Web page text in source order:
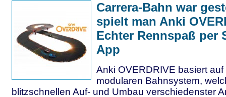
Carrera-Bahn war
spielt man Anki
Echter Rennspaß per
App
Anki OVERDRIVE basiert auf
modularen Bahnsystem,
blitzschnellen Auf- und Umbau verschiedenster